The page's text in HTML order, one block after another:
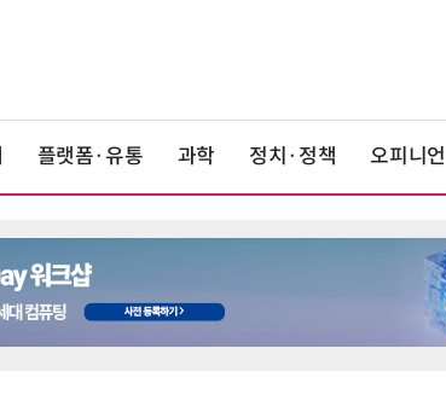
플랫폼·유통 과학 정치·정책 오피니언